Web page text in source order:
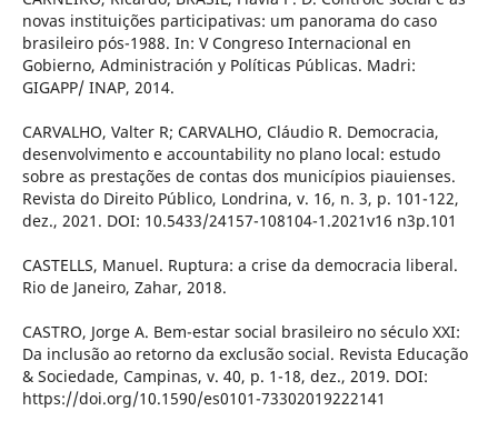
novas instituições participativas: um panorama do caso
brasileiro pós-1988. In: V Congreso Internacional en
Gobierno, Administración y Políticas Públicas. Madri:
GIGAPP/ INAP, 2014.
CARVALHO, Valter R; CARVALHO, Cláudio R. Democracia,
desenvolvimento e accountability no plano local: estudo
sobre as prestações de contas dos municípios piauienses.
Revista do Direito Público, Londrina, v. 16, n. 3, p. 101-122,
dez., 2021. DOI: 10.5433/24157-108104-1.2021v16 n3p.101
CASTELLS, Manuel. Ruptura: a crise da democracia liberal.
Rio de Janeiro, Zahar, 2018.
CASTRO, Jorge A. Bem-estar social brasileiro no século XXI:
Da inclusão ao retorno da exclusão social. Revista Educação
& Sociedade, Campinas, v. 40, p. 1-18, dez., 2019. DOI:
https://doi.org/10.1590/es0101-73302019222141